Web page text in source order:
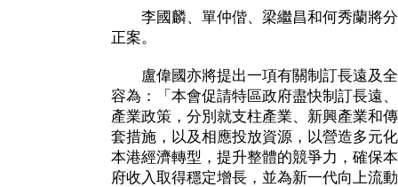
李國麟、單仲偕、梁繼昌和何秀蘭將分
正案。
盧偉國亦將提出一項有關制訂長遠及全
容為：「本會促請特區政府盡快制訂長遠
產業政策，分別就支柱產業、新興產業和
套措施，以及相應投放資源，以營造多元
本港經濟轉型，提升整體的競爭力，確保
府收入取得穩定增長，並為新一代向上流